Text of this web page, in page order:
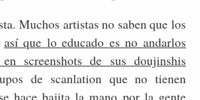
Muchos artistas no saben que los
así que lo educado es no andarlos
screenshots de sus doujinshis
de scanlation que no tienen
hace bajita la mano por la gente